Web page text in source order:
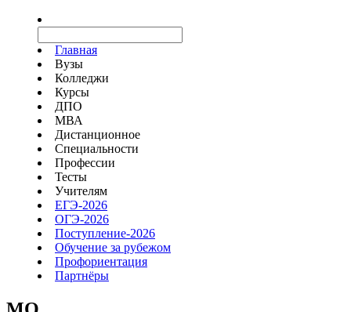
Главная
Вузы
Колледжи
Курсы
ДПО
МВА
Дистанционное
Специальности
Профессии
Тесты
Учителям
ЕГЭ-2026
ОГЭ-2026
Поступление-2026
Обучение за рубежом
Профориентация
Партнёры